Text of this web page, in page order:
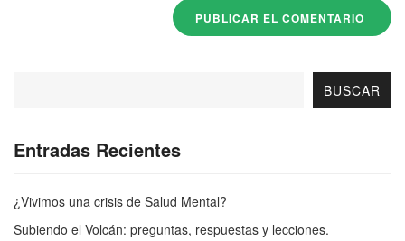
BUSCAR
Entradas Recientes
¿Vivimos una crisis de Salud Mental?
Subiendo el Volcán: preguntas, respuestas y lecciones.